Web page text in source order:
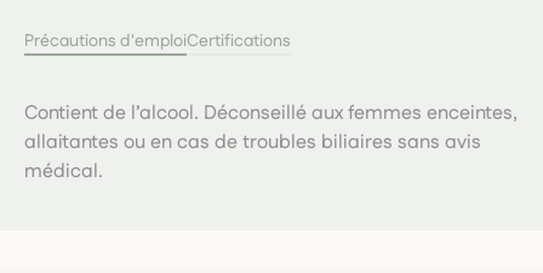
Précautions d'emploiCertifications
Contient de l’alcool. Déconseillé aux femmes enceintes,
allaitantes ou en cas de troubles biliaires sans avis
médical.